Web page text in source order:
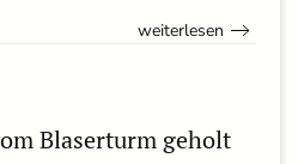
weiterlesen
Blaserturm geholt